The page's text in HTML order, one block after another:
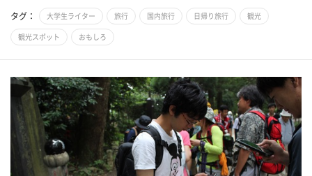
タグ： 大学生ライター 旅行 国内旅行 日帰り旅行 観光
観光スポット おもしろ